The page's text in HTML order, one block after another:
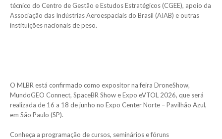
técnico do Centro de Gestão e Estudos Estratégicos (CGEE), apoio da
Associação das Indústrias Aeroespaciais do Brasil (AIAB) e outras
instituições nacionais de peso.
O MLBR está confirmado como expositor na feira DroneShow,
MundoGEO Connect, SpaceBR Show e Expo eVTOL 2026, que será
realizada de 16 a 18 de junho no Expo Center Norte – Pavilhão Azul,
em São Paulo (SP).
Conheça a programação de cursos, seminários e fóruns